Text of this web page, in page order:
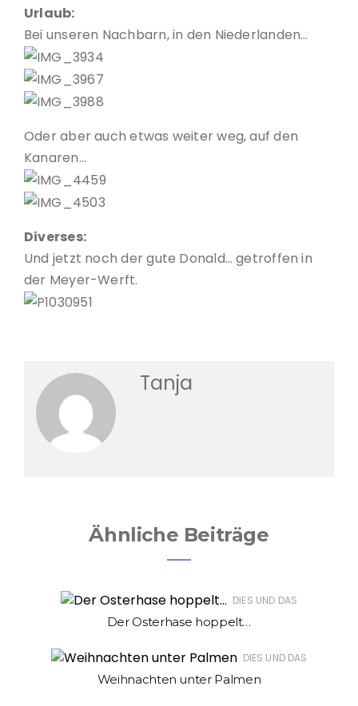
Urlaub:
Bei unseren Nachbarn, in den Niederlanden…
Oder aber auch etwas weiter weg, auf den
Kanaren…
Diverses:
Und jetzt noch der gute Donald… getroffen in
der Meyer-Werft.
Tanja
Ähnliche Beiträge
DIES UND DAS
Der Osterhase hoppelt…
DIES UND DAS
Weihnachten unter Palmen